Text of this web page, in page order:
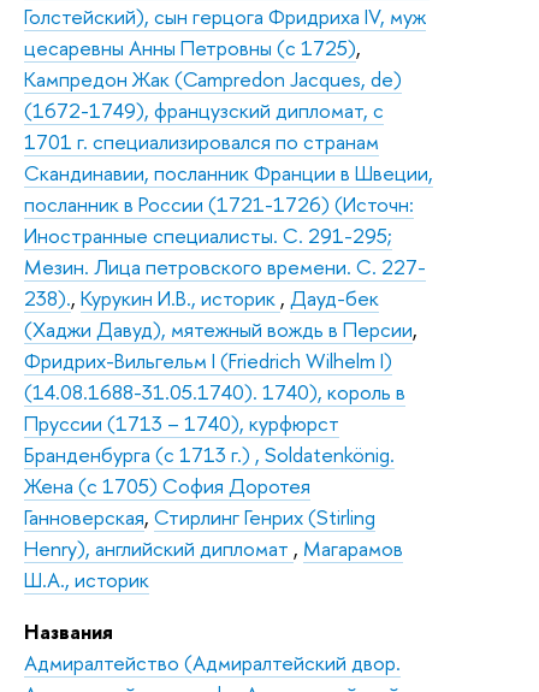
Голстейский), сын герцога Фридриха IV, муж
цесаревны Анны Петровны (с 1725),
Кампредон Жак (Campredon Jacques, de)
(1672-1749), французский дипломат, с
1701 г. специализировался по странам
Скандинавии, посланник Франции в Швеции,
посланник в России (1721-1726) (Источн:
Иностранные специалисты. С. 291-295;
Мезин. Лица петровского времени. С. 227-
238)., Курукин И.В., историк , Дауд-бек
(Хаджи Давуд), мятежный вождь в Персии,
Фридрих-Вильгельм I (Friedrich Wilhelm I)
(14.08.1688-31.05.1740). 1740), король в
Пруссии (1713 – 1740), курфюрст
Бранденбурга (с 1713 г.) , Soldatenkönig.
Жена (с 1705) София Доротея
Ганноверская, Стирлинг Генрих (Stirling
Henry), английский дипломат , Магарамов
Ш.А., историк
Названия
Адмиралтейство (Адмиралтейский двор.